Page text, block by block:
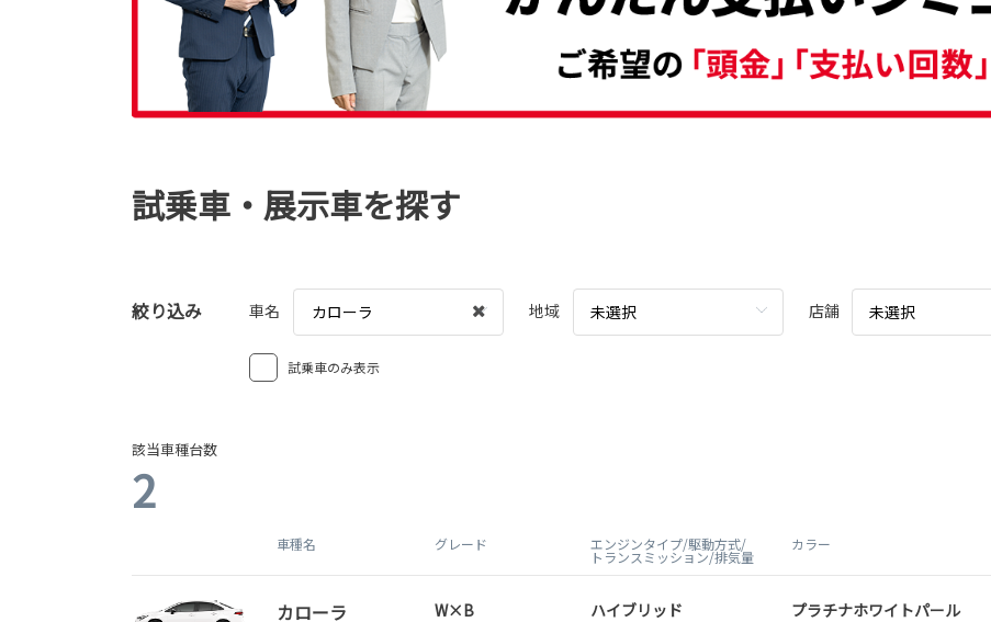
試乗車・展示車を探す
絞り込み 車名 カローラ 地域 未選択 店舗 未選択
試乗車のみ表示
該当車種台数
2
車種名 グレード エンジンタイプ/駆動方式/
トランスミッション/排気量
カラー
カローラ W×B
ハイブリッド
プラチナホワイトパール